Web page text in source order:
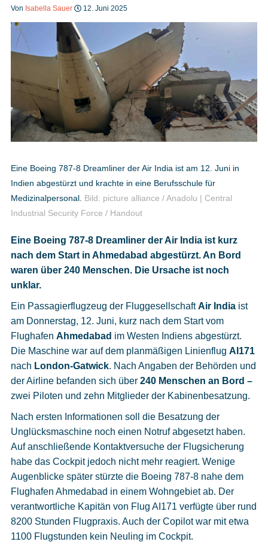
Digitale Ausgabe
Podcast
Impressum
Mediadaten
Cookies
Von Isabella Sauer 12. Juni 2025
Eine Boeing 787-8 Dreamliner der Air India ist am 12. Juni in
Indien abgestürzt und krachte in eine Berufsschule für
Medizinalpersonal. Bild: picture alliance / Anadolu | Central
Industrial Security Force / Handout
Eine Boeing 787-8 Dreamliner der Air India ist kurz
nach dem Start in Ahmedabad abgestürzt. An Bord
waren über 240 Menschen. Die Ursache ist noch
unklar.
Ein Passagierflugzeug der FluggesellschaftAir Indiaist
am Donnerstag, 12. Juni, kurz nach dem Start vom
Flughafen Ahmedabad im Westen Indiens abgestürzt.
Die Maschine war auf dem planmäßigen Linienflug AI171
nach London-Gatwick. Nach Angaben der Behörden und
der Airline befanden sich über 240 Menschen an Bord –
zwei Piloten und zehn Mitglieder der Kabinenbesatzung.
Nach ersten Informationen soll die Besatzung der
Unglücksmaschine noch einen Notruf abgesetzt haben.
Auf anschließende Kontaktversuche der Flugsicherung
habe das Cockpit jedoch nicht mehr reagiert. Wenige
Augenblicke später stürzte die Boeing 787-8 nahe dem
Flughafen Ahmedabad in einem Wohngebiet ab. Der
verantwortliche Kapitän von Flug AI171 verfügte über rund
8200 Stunden Flugpraxis. Auch der Copilot war mit etwa
1100 Flugstunden kein Neuling im Cockpit.